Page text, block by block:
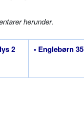
herunder.
2 • Englebørn 35